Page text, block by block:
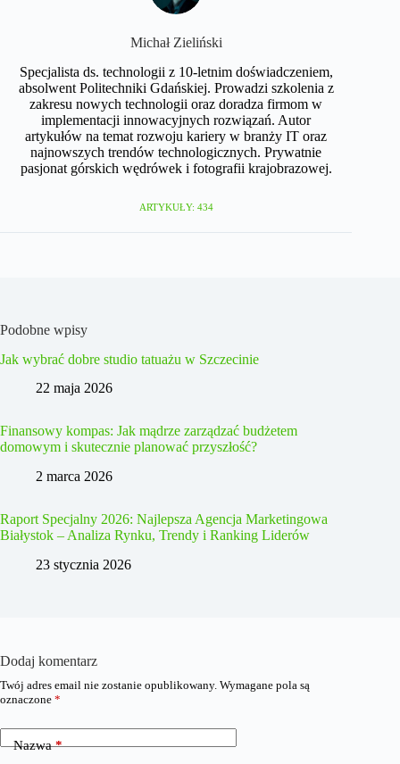
Michał Zieliński
Specjalista ds. technologii z 10-letnim doświadczeniem,
absolwent Politechniki Gdańskiej. Prowadzi szkolenia z
zakresu nowych technologii oraz doradza firmom w
implementacji innowacyjnych rozwiązań. Autor
artykułów na temat rozwoju kariery w branży IT oraz
najnowszych trendów technologicznych. Prywatnie
pasjonat górskich wędrówek i fotografii krajobrazowej.
ARTYKUŁY: 434
Podobne wpisy
Jak wybrać dobre studio tatuażu w Szczecinie
22 maja 2026
Finansowy kompas: Jak mądrze zarządzać budżetem
domowym i skutecznie planować przyszłość?
2 marca 2026
Raport Specjalny 2026: Najlepsza Agencja Marketingowa
Białystok – Analiza Rynku, Trendy i Ranking Liderów
23 stycznia 2026
Dodaj komentarz
Twój adres email nie zostanie opublikowany. Wymagane pola są
oznaczone *
Nazwa*